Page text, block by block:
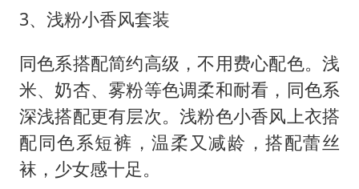
3、浅粉小香风套装
同色系搭配简约高级，不用费心配色。浅
米、奶杏、雾粉等色调柔和耐看，同色系
深浅搭配更有层次。浅粉色小香风上衣搭
配同色系短裤，温柔又减龄，搭配蕾丝
袜，少女感十足。